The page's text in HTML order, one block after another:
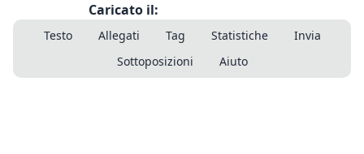
Caricato il:
Testo Allegati Tag Statistiche
Invia
Sottoposizioni
Aiuto